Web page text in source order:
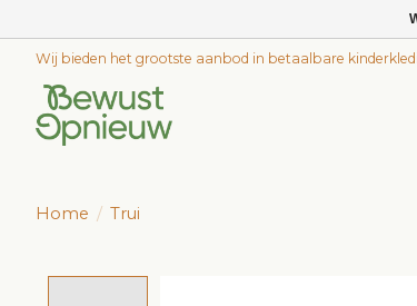
Wij bieden het grootste aanbod in betaalbare
Home / Trui